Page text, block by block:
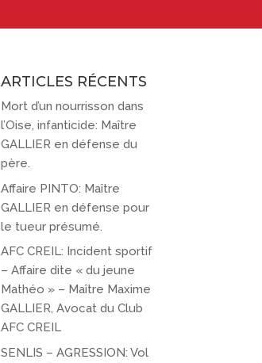
ARTICLES RÉCENTS
Mort d’un nourrisson dans
l’Oise, infanticide: Maître
GALLIER en défense du
père.
Affaire PINTO: Maître
GALLIER en défense pour
le tueur présumé.
AFC CREIL: Incident sportif
– Affaire dite « du jeune
Mathéo » – Maître Maxime
GALLIER, Avocat du Club
AFC CREIL
SENLIS – AGRESSION: Vol